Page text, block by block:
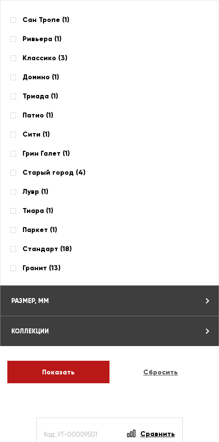
Сан Тропе (1)
Ривьера (1)
Классико (3)
Домино (1)
Триада (1)
Патио (1)
Сити (1)
Грин Галет (1)
Старый город (4)
Лувр (1)
Тиара (1)
Паркет (1)
Стандарт (18)
Гранит (13)
РАЗМЕР, ММ
КОЛЛЕКЦИИ
Код: УТ-00009501 Сравнить